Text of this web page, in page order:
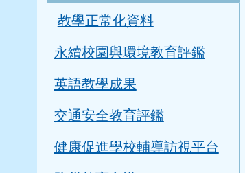
教學正常化資料
永續校園與環境教育評鑑
英語教學成果
交通安全教育評鑑
健康促進學校輔導訪視平台